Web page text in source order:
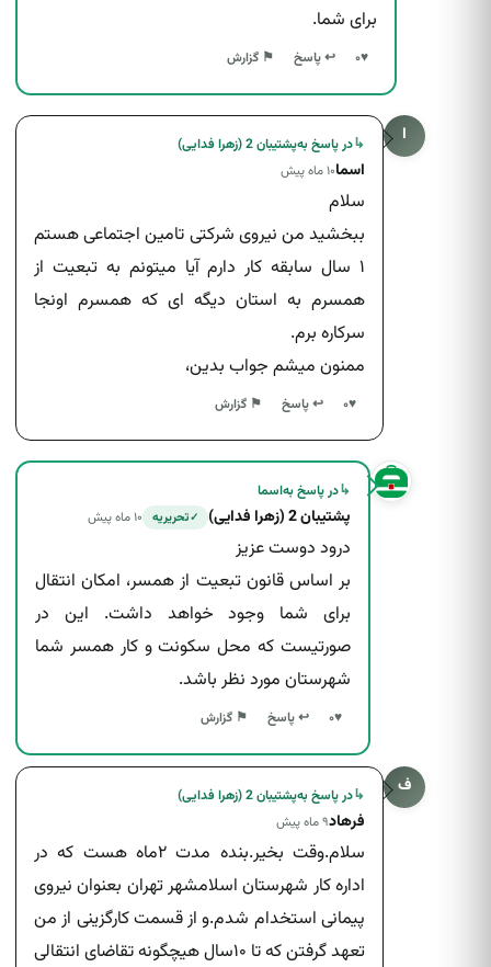
برای شما.
♥۰ ↩ پاسخ ⚑ گزارش
ا ↳در پاسخ بهپشتیبان 2 (زهرا فدایی)
اسما۱۰ ماه پیش
سلام
ببخشید من نیروی شرکتی تامین اجتماعی هستم
۱ سال سابقه کار دارم آیا میتونم به تبعیت از
همسرم به استان دیگه ای که همسرم اونجا
سرکاره برم.
ممنون میشم جواب بدین،
♥۰ ↩ پاسخ ⚑ گزارش
↳در پاسخ بهاسما
پشتیبان 2 (زهرا فدایی) ✓تحریریه ۱۰ ماه پیش
درود دوست عزیز
بر اساس قانون تبعیت از همسر، امکان انتقال
برای شما وجود خواهد داشت. این در
صورتیست که محل سکونت و کار همسر شما
شهرستان مورد نظر باشد.
♥۰ ↩ پاسخ ⚑ گزارش
ف ↳در پاسخ بهپشتیبان 2 (زهرا فدایی)
فرهاد۹ ماه پیش
سلام.وقت بخیر.بنده مدت ۲ماه هست که در
اداره کار شهرستان اسلامشهر تهران بعنوان نیروی
پیمانی استخدام شدم.و از قسمت کارگزینی از من
تعهد گرفتن که تا ۱۰سال هیچگونه تقاضای انتقالی